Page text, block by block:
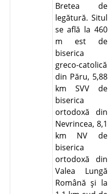
Bretea de
legătură. Situl
se află la 460
m est de
biserica
greco-catolică
din Păru, 5,88
km SVV de
biserica
ortodoxă din
Nevrincea, 8,1
km NV de
biserica
ortodoxă din
Valea Lungă
Română şi la